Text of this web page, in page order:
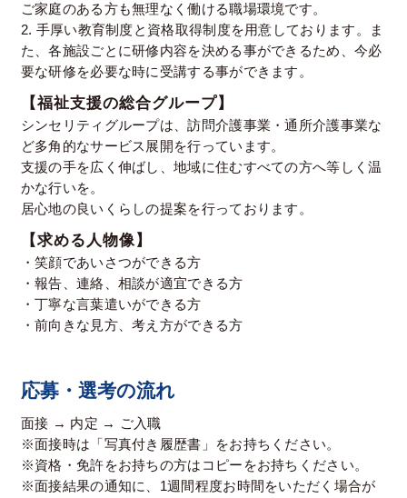
ご家庭のある方も無理なく働ける職場環境です。
2. 手厚い教育制度と資格取得制度を用意しております。ま
た、各施設ごとに研修内容を決める事ができるため、今必
要な研修を必要な時に受講する事ができます。
【福祉支援の総合グループ】
シンセリティグループは、訪問介護事業・通所介護事業な
ど多角的なサービス展開を行っています。
支援の手を広く伸ばし、地域に住むすべての方へ等しく温
かな行いを。
居心地の良いくらしの提案を行っております。
【求める人物像】
・笑顔であいさつができる方
・報告、連絡、相談が適宜できる方
・丁寧な言葉遣いができる方
・前向きな見方、考え方ができる方
応募・選考の流れ
面接 → 内定 → ご入職
※面接時は「写真付き履歴書」をお持ちください。
※資格・免許をお持ちの方はコピーをお持ちください。
※面接結果の通知に、1週間程度お時間をいただく場合が